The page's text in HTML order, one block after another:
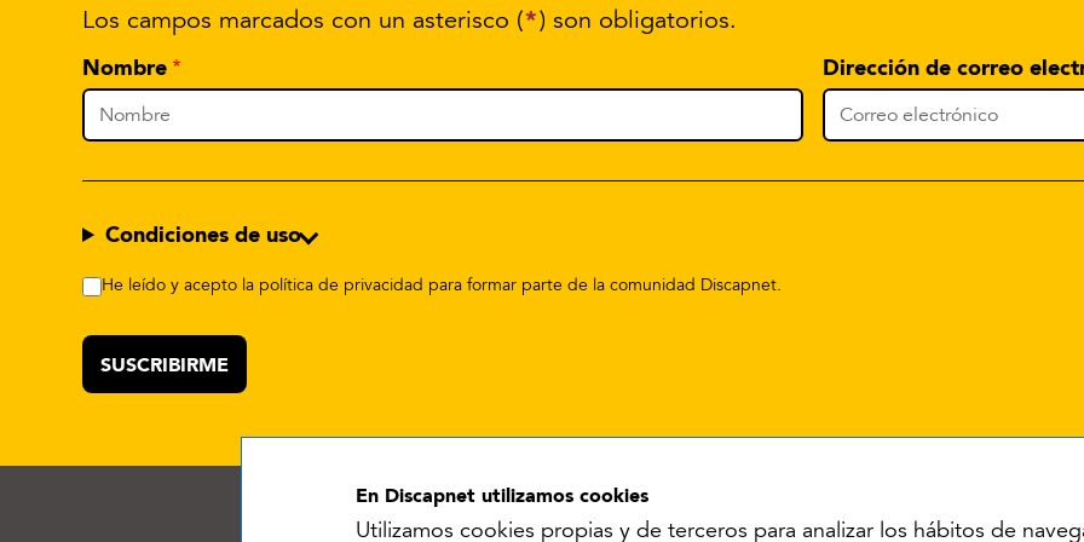
En Discapnet utilizamos cookies
Utilizamos cookies propias y de terceros para analizar los hábitos de
Los campos marcados con un asterisco (*) son obligatorios.
Nombre Dirección de correo
Condiciones de uso
He leído y acepto la política de privacidad para formar parte de la comunidad Discapnet.